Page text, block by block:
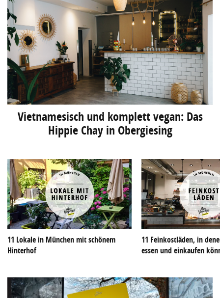
Vietnamesisch und komplett vegan: Das
Hippie Chay in Obergiesing
11 Lokale in München mit schönem
Hinterhof
11 Feinkostläden, in
essen und einkaufen